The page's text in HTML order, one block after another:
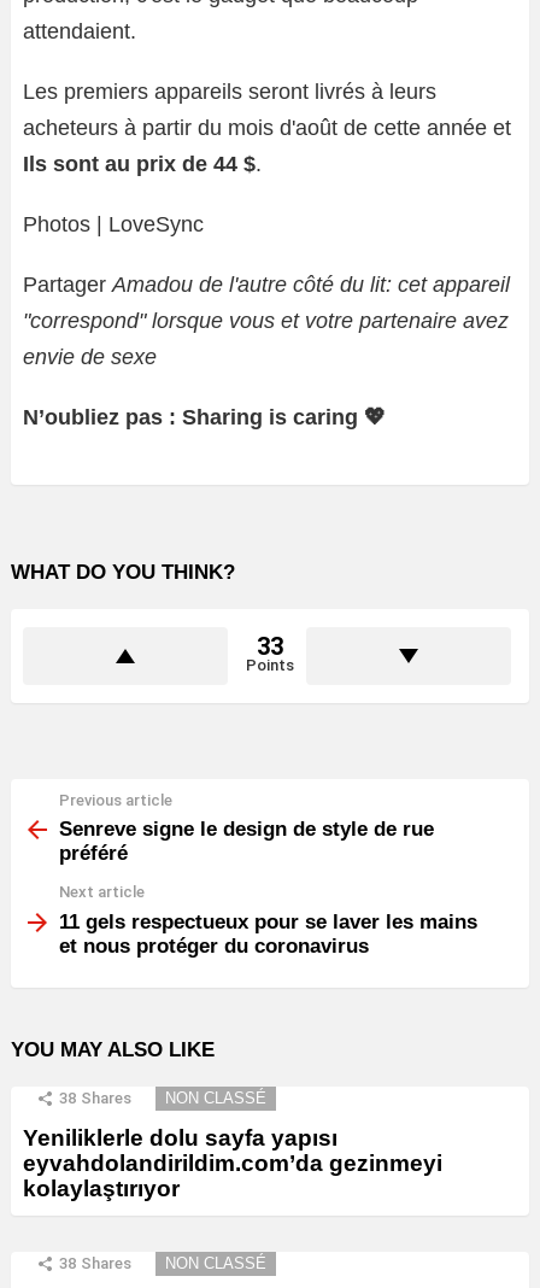
attendaient.
Les premiers appareils seront livrés à leurs
acheteurs à partir du mois d'août de cette année et
Ils sont au prix de 44 $.
Photos | LoveSync
Partager Amadou de l'autre côté du lit: cet appareil
"correspond" lorsque vous et votre partenaire avez
envie de sexe
N’oubliez pas : Sharing is caring 💖
WHAT DO YOU THINK?
33
Points
more
Previous article
Senreve signe le design de style de rue
préféré
Next article
11 gels respectueux pour se laver les mains
et nous protéger du coronavirus
YOU MAY ALSO LIKE
38 Shares NON CLASSÉ
Yeniliklerle dolu sayfa yapısı
eyvahdolandirildim.com’da gezinmeyi
kolaylaştırıyor
38 Shares NON CLASSÉ